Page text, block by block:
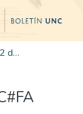
Edición 046/2025 del 2 de septiembre de 2025